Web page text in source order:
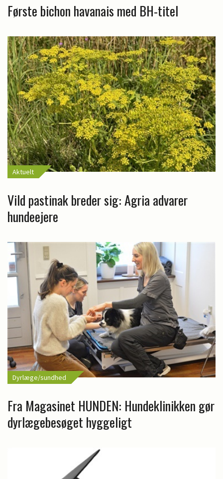
Første bichon havanais med BH-titel
Aktuelt
Vild pastinak breder sig: Agria advarer
hundeejere
Dyrlæge/sundhed
Fra Magasinet HUNDEN: Hundeklinikken gør
dyrlægebesøget hyggeligt